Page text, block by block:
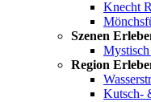
Knecht
Szenen
Region
Kutsch-